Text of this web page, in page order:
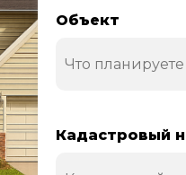
Объект
Кадастровый